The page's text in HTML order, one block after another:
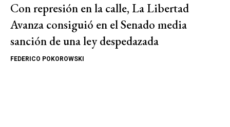
Con represión en la calle, La Libertad
Avanza consiguió en el Senado media
sanción de una ley despedazada
FEDERICO POKOROWSKI